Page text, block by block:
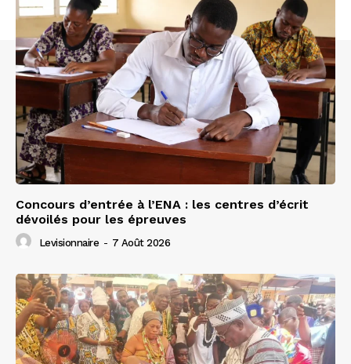
Concours d’entrée à l’ENA : les centres d’écrit
dévoilés pour les épreuves
Levisionnaire - 7 Août 2026